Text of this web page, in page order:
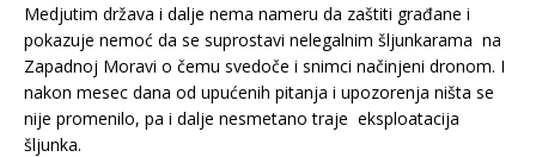
Medjutim država i dalje nema nameru da zaštiti građane i
pokazuje nemoć da se suprostavi nelegalnim šljunkarama na
Zapadnoj Moravi o čemu svedoče i snimci načinjeni dronom. I
nakon mesec dana od upućenih pitanja i upozorenja ništa se
nije promenilo, pa i dalje nesmetano traje eksploatacija
šljunka.